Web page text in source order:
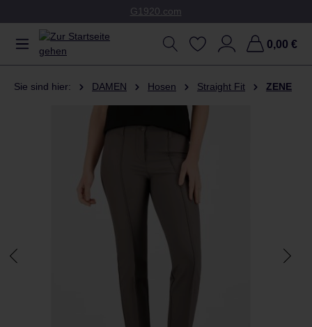
G1920.com
0,00 €
Sie sind hier: DAMEN Hosen Straight Fit ZENE